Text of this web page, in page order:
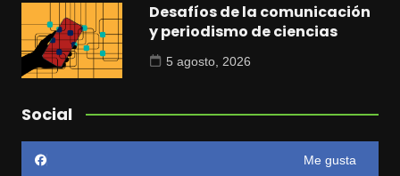
Desafíos de la comunicación
y periodismo de ciencias
5 agosto, 2026
Social
Me gusta